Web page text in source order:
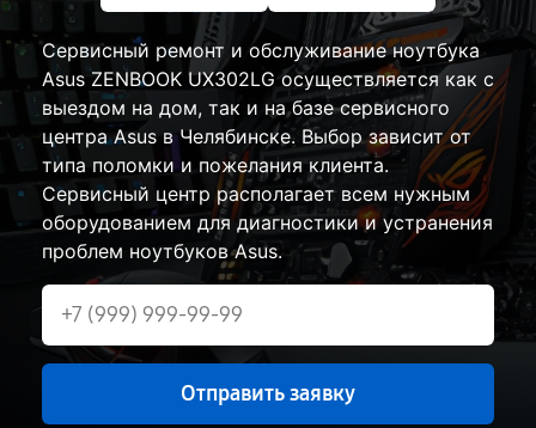
Сервисный ремонт и обслуживание ноутбука
Asus ZENBOOK UX302LG осуществляется как с
выездом на дом, так и на базе сервисного
центра Asus в Челябинске. Выбор зависит от
типа поломки и пожелания клиента.
Сервисный центр располагает всем нужным
оборудованием для диагностики и устранения
проблем ноутбуков Asus.
Отправить заявку